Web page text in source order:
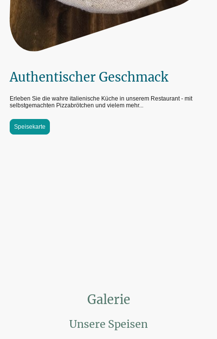
Authentischer Geschmack
Erleben Sie die wahre italienische Küche in unserem Restaurant - mit
selbstgemachten Pizzabrötchen und vielem mehr...
Speisekarte
Galerie
Unsere Speisen